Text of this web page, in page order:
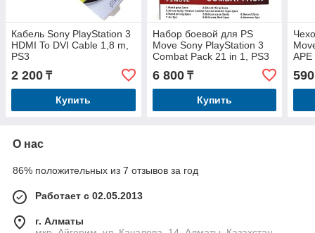
Кабель Sony PlayStation 3
HDMI To DVI Cable 1,8 m,
PS3
2 200 ₸
Купить
Набор боевой для PS
Move Sony PlayStation 3
Combat Pack 21 in 1, PS3
6 800₸
Купить
APE
590
О нас
86% положительных из 7 отзывов за год
Работает с 02.05.2013
г. Алматы